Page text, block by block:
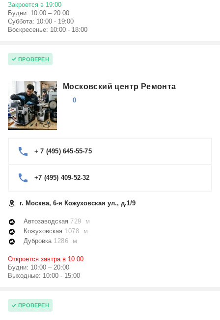
Закроется в 19:00
Будни: 10:00 – 20:00
Суббота: 10:00 - 19:00
Воскресенье: 10:00 - 18:00
ПРОВЕРЕН
Московский центр Ремонта
0
+ 7 (495) 645-55-75
+7 (495) 409-52-32
г. Москва, 6-я Кожуховская ул., д.1/9
Автозаводская 729 м
Кожуховская 1078 м
Дубровка1286 м
Откроется завтра в 10:00
Будни: 10:00 – 20:00
Выходные: 10:00 - 15:00
ПРОВЕРЕН